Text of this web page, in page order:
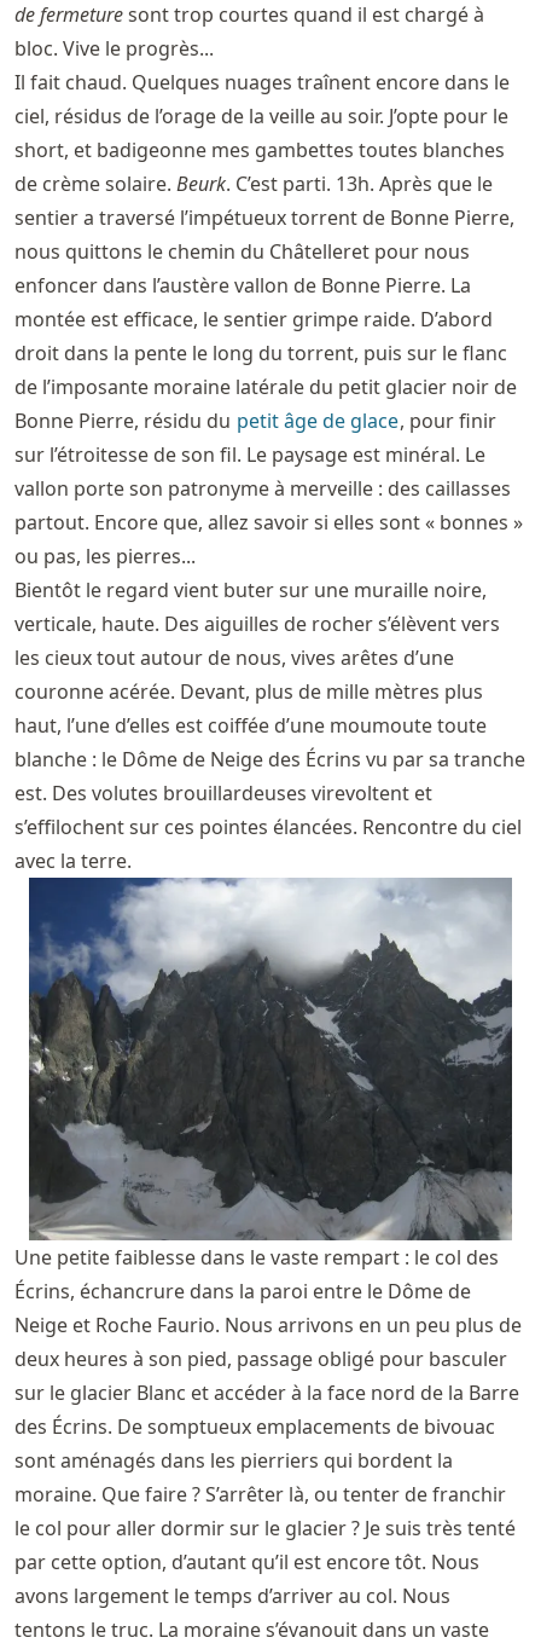
de fermeturesont trop courtes quand il est chargé à
bloc. Vive le progrès...
Il fait chaud. Quelques nuages traînent encore dans le
ciel, résidus de l’orage de la veille au soir. J’opte pour le
short, et badigeonne mes gambettes toutes blanches
de crème solaire. Beurk. C’est parti. 13h. Après que le
sentier a traversé l’impétueux torrent de Bonne Pierre,
nous quittons le chemin du Châtelleret pour nous
enfoncer dans l’austère vallon de Bonne Pierre. La
montée est efficace, le sentier grimpe raide. D’abord
droit dans la pente le long du torrent, puis sur le flanc
de l’imposante moraine latérale du petit glacier noir de
Bonne Pierre, résidu du petit âge de glace, pour finir
sur l’étroitesse de son fil. Le paysage est minéral. Le
vallon porte son patronyme à merveille : des caillasses
partout. Encore que, allez savoir si elles sont « bonnes »
ou pas, les pierres...
Bientôt le regard vient buter sur une muraille noire,
verticale, haute. Des aiguilles de rocher s’élèvent vers
les cieux tout autour de nous, vives arêtes d’une
couronne acérée. Devant, plus de mille mètres plus
haut, l’une d’elles est coiffée d’une moumoute toute
blanche : le Dôme de Neige des Écrins vu par sa tranche
est. Des volutes brouillardeuses virevoltent et
s’effilochent sur ces pointes élancées. Rencontre du ciel
avec la terre.
Une petite faiblesse dans le vaste rempart : le col des
Écrins, échancrure dans la paroi entre le Dôme de
Neige et Roche Faurio. Nous arrivons en un peu plus de
deux heures à son pied, passage obligé pour basculer
sur le glacier Blanc et accéder à la face nord de la Barre
des Écrins. De somptueux emplacements de bivouac
sont aménagés dans les pierriers qui bordent la
moraine. Que faire ? S’arrêter là, ou tenter de franchir
le col pour aller dormir sur le glacier ? Je suis très tenté
par cette option, d’autant qu’il est encore tôt. Nous
avons largement le temps d’arriver au col. Nous
tentons le truc. La moraine s’évanouit dans un vaste